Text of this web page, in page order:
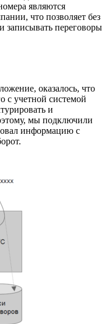
являются
что позволяет без
записывать переговоры
оказалось, что
с учетной системой
и
мы подключили
информацию с